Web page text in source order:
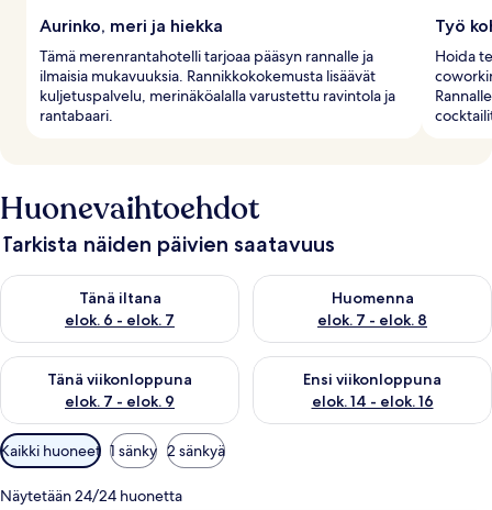
Aurinko, meri ja hiekka
Tämä merenrantahotelli tarjoaa pääsyn rannalle ja
ilmaisia mukavuuksia. Rannikkokokemusta lisäävät
kuljetuspalvelu, merinäköalalla varustettu ravintola ja
rantabaari.
Työ
Hoida
Huonevaihtoehdot
Tarkista näiden päivien saatavuus
Tänä iltana
elok. 6 - elok. 7
Tarkista tämän illan saatavuus elok. 6 - elok. 7
Huomenna
elok. 7 - elok. 8
Tarkista huomisen saatavuus
Tänä viikonloppuna
elok. 7 - elok. 9
Tarkista tämän viikonlopun saatavuus elok. 7 - elok. 9
Ensi viikonloppuna
elok. 14 - elok. 16
Tarkista ensi viikonlopun
Huoneille
saatavilla
olevia
Kaikki huoneet 1 sänky 2 sänkyä
Näytetään 24/24 huonetta